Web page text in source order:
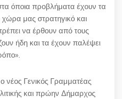
όποια προβλήματα έχουν τα
χώρα μας στρατηγικό και
να έρθουν από τους
ήδη και τα έχουν παλέψει
νέος Γενικός Γραμματέας
και πρώην Δήμαρχος